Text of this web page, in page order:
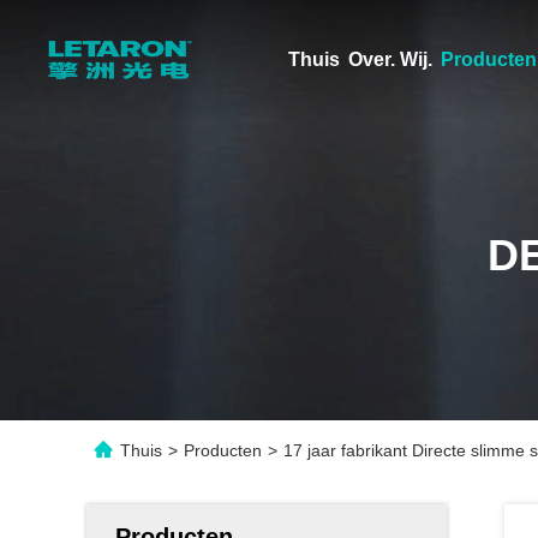
Thuis Over. Wij. Producten
Thuis > Producten > 17 jaar fabrikant Directe slimme